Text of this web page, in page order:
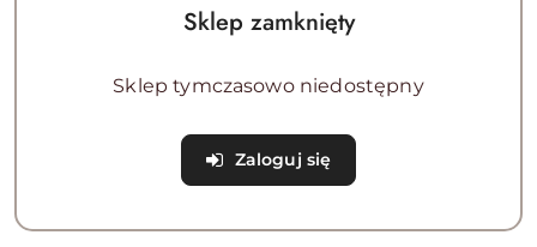
Sklep zamknięty
Sklep tymczasowo niedostępny
Zaloguj się